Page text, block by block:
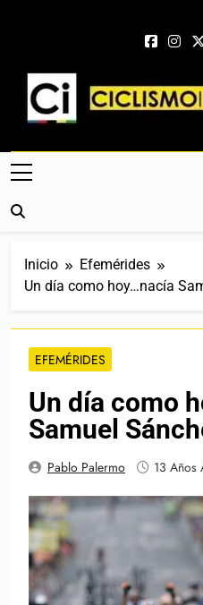
Ciclismo
Web Dedicada Al Ciclismo
Crónicas, Previas Y Más.
Inicio
Efemérides
Un día como hoy…nacía
EFEMÉRIDES
Un día como
Samuel
Pablo Palermo 13 Años